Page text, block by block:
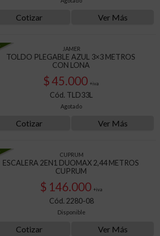
Cotizar Ver Más
JAMER
TOLDO PLEGABLE AZUL 3×3 METROS
CON LONA
$ 45.000 +iva
Cód. TLD33L
Agotado
Cotizar Ver Más
CUPRUM
ESCALERA 2EN1 DUOMAX 2,44 METROS
CUPRUM
$ 146.000 +iva
Cód. 2280-08
Disponible
Cotizar Ver Más